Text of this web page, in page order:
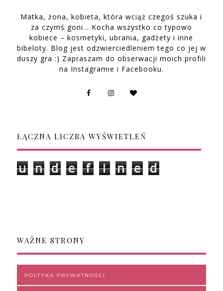
Matka, żona, kobieta, która wciąż czegoś szuka i
za czymś goni… Kocha wszystko co typowo
kobiece – kosmetyki, ubrania, gadżety i inne
bibeloty. Blog jest odzwierciedleniem tego co jej w
duszy gra :) Zapraszam do obserwacji moich profili
na Instagramie i Facebooku.
ŁĄCZNA LICZBA WYŚWIETLEŃ
u n d e f i n e d
WAŻNE STRONY
POLTYKA PRYWATNOŚCI